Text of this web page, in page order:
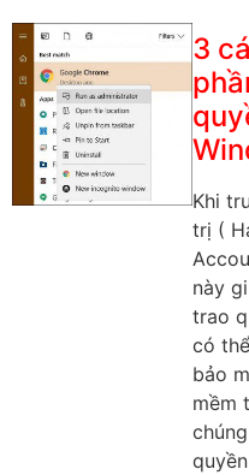
3
Khi
trị (
này
trao
có
bảo
mềm